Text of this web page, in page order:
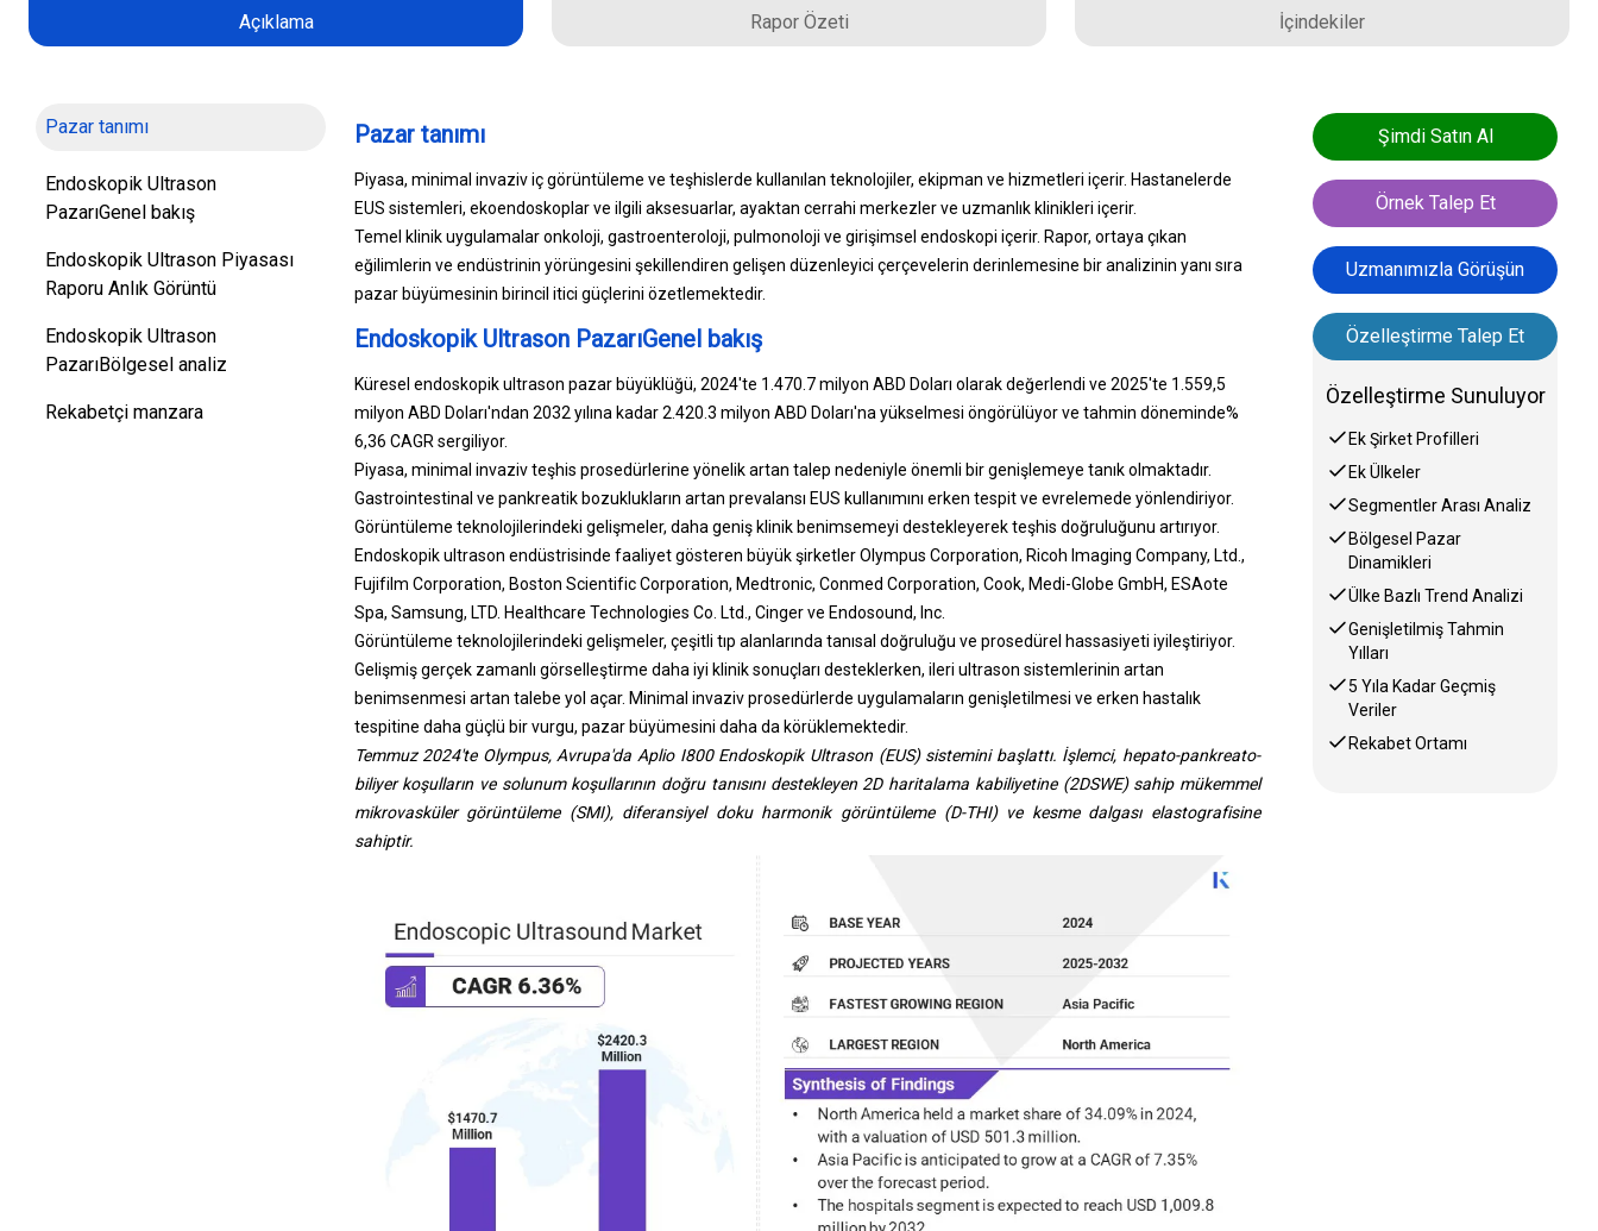
Açıklama Rapor Özeti İçindekiler
Pazar tanımı
Endoskopik Ultrason
PazarıGenel bakış
Endoskopik Ultrason Piyasası
Raporu Anlık Görüntü
Endoskopik Ultrason
PazarıBölgesel analiz
Rekabetçi manzara
Pazar tanımı
Piyasa, minimal invaziv iç görüntüleme ve teşhislerde kullanılan teknolojiler, ekipman ve hizmetleri içerir. Hastanelerde
EUS sistemleri, ekoendoskoplar ve ilgili aksesuarlar, ayaktan cerrahi merkezler ve uzmanlık klinikleri içerir.
Temel klinik uygulamalar onkoloji, gastroenteroloji, pulmonoloji ve girişimsel endoskopi içerir. Rapor, ortaya çıkan
eğilimlerin ve endüstrinin yörüngesini şekillendiren gelişen düzenleyici çerçevelerin derinlemesine bir analizinin yanı sıra
pazar büyümesinin birincil itici güçlerini özetlemektedir.
Endoskopik Ultrason PazarıGenel bakış
Küresel endoskopik ultrason pazar büyüklüğü, 2024'te 1.470.7 milyon ABD Doları olarak değerlendi ve 2025'te 1.559,5
milyon ABD Doları'ndan 2032 yılına kadar 2.420.3 milyon ABD Doları'na yükselmesi öngörülüyor ve tahmin döneminde%
6,36 CAGR sergiliyor.
Piyasa, minimal invaziv teşhis prosedürlerine yönelik artan talep nedeniyle önemli bir genişlemeye tanık olmaktadır.
Gastrointestinal ve pankreatik bozuklukların artan prevalansı EUS kullanımını erken tespit ve evrelemede yönlendiriyor.
Görüntüleme teknolojilerindeki gelişmeler, daha geniş klinik benimsemeyi destekleyerek teşhis doğruluğunu artırıyor.
Endoskopik ultrason endüstrisinde faaliyet gösteren büyük şirketler Olympus Corporation, Ricoh Imaging Company, Ltd.,
Fujifilm Corporation, Boston Scientific Corporation, Medtronic, Conmed Corporation, Cook, Medi-Globe GmbH, ESAote
Spa, Samsung, LTD. Healthcare Technologies Co. Ltd., Cinger ve Endosound, Inc.
Görüntüleme teknolojilerindeki gelişmeler, çeşitli tıp alanlarında tanısal doğruluğu ve prosedürel hassasiyeti iyileştiriyor.
Gelişmiş gerçek zamanlı görselleştirme daha iyi klinik sonuçları desteklerken, ileri ultrason sistemlerinin artan
benimsenmesi artan talebe yol açar. Minimal invaziv prosedürlerde uygulamaların genişletilmesi ve erken hastalık
tespitine daha güçlü bir vurgu, pazar büyümesini daha da körüklemektedir.
Temmuz 2024'te Olympus, Avrupa'da Aplio I800 Endoskopik Ultrason (EUS) sistemini başlattı. İşlemci, hepato-pankreato-
biliyer koşulların ve solunum koşullarının doğru tanısını destekleyen 2D haritalama kabiliyetine (2DSWE) sahip mükemmel
mikrovasküler görüntüleme (SMI), diferansiyel doku harmonik görüntüleme (D-THI) ve kesme dalgası elastografisine
sahiptir.
Şimdi Satın Al
Örnek Talep Et
Uzmanımızla Görüşün
Özelleştirme Talep Et
Özelleştirme Sunuluyor
Ek Şirket Profilleri
Ek Ülkeler
Segmentler Arası Analiz
Bölgesel Pazar
Dinamikleri
Ülke Bazlı Trend Analizi
Genişletilmiş Tahmin
Yılları
5 Yıla Kadar Geçmiş
Veriler
Rekabet Ortamı